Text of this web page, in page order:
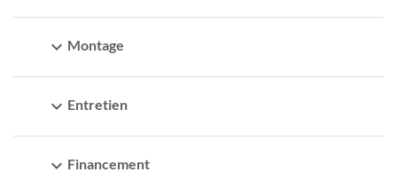
expand_more Montage
expand_more Entretien
expand_more Financement